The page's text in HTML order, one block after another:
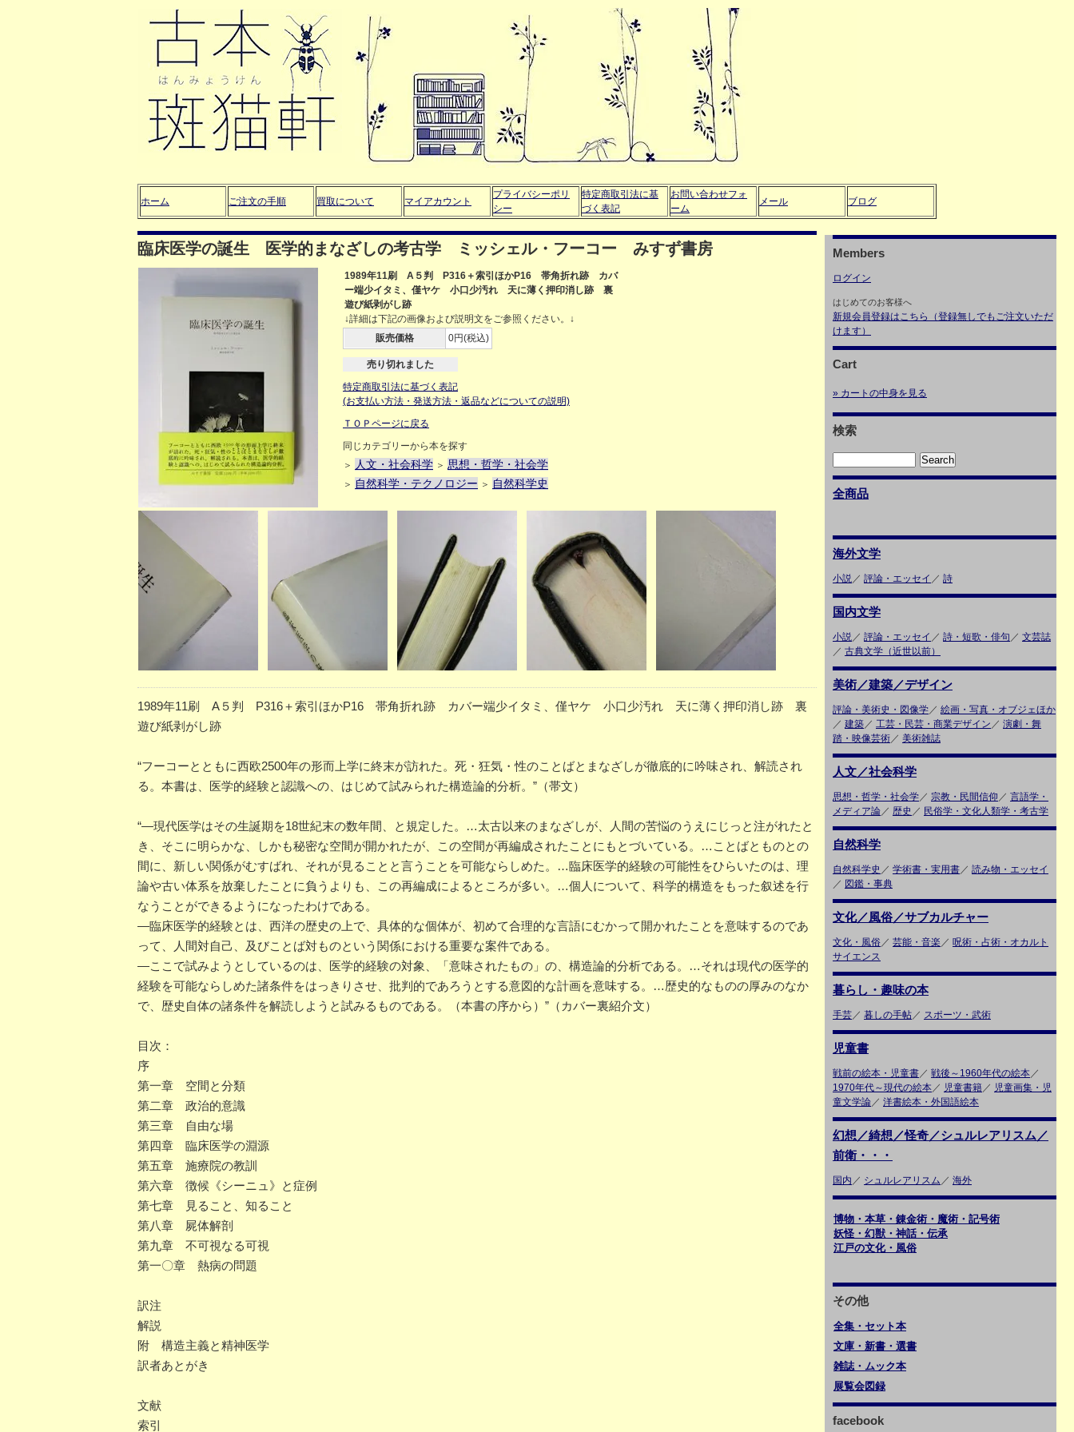
ホーム ご注文の手順 買取について マイアカウント
プライバシーポリ
シー
特定商取引法に基
づく表記
お問い合わせフォ
ーム
メール ブログ
臨床医学の誕生 医学的まなざしの考古学 ミッシェル・フーコー みすず書房
1989年11刷 A５判 P316＋索引ほかP16 帯角折れ跡 カバ
ー端少イタミ、僅ヤケ 小口少汚れ 天に薄く押印消し跡 裏
遊び紙剥がし跡
↓詳細は下記の画像および説明文をご参照ください。↓
販売価格
0円(税込)
売り切れました
特定商取引法に基づく表記
(お支払い方法・発送方法・返品などについての説明)
ＴＯＰページに戻る
同じカテゴリーから本を探す
＞
人文・社会科学 ＞ 思想・哲学・社会学
＞ 自然科学・テクノロジー ＞ 自然科学史
1989年11刷 A５判 P316＋索引ほかP16 帯角折れ跡 カバー端少イタミ、僅ヤケ 小口少汚れ 天に薄く押印消し跡 裏
遊び紙剥がし跡
“フーコーとともに西欧2500年の形而上学に終末が訪れた。死・狂気・性のことばとまなざしが徹底的に吟味され、解読され
る。本書は、医学的経験と認識への、はじめて試みられた構造論的分析。”（帯文）
“―現代医学はその生誕期を18世紀末の数年間、と規定した。…太古以来のまなざしが、人間の苦悩のうえにじっと注がれたと
き、そこに明らかな、しかも秘密な空間が開かれたが、この空間が再編成されたことにもとづいている。…ことばとものとの
間に、新しい関係がむすばれ、それが見ることと言うことを可能ならしめた。…臨床医学的経験の可能性をひらいたのは、理
論や古い体系を放棄したことに負うよりも、この再編成によるところが多い。…個人について、科学的構造をもった叙述を行
なうことができるようになったわけである。
―臨床医学的経験とは、西洋の歴史の上で、具体的な個体が、初めて合理的な言語にむかって開かれたことを意味するのであ
って、人間対自己、及びことば対ものという関係における重要な案件である。
―ここで試みようとしているのは、医学的経験の対象、「意味されたもの」の、構造論的分析である。…それは現代の医学的
経験を可能ならしめた諸条件をはっきりさせ、批判的であろうとする意図的な計画を意味する。…歴史的なものの厚みのなか
で、歴史自体の諸条件を解読しようと試みるものである。（本書の序から）”（カバー裏紹介文）
目次：
序
第一章 空間と分類
第二章 政治的意識
第三章 自由な場
第四章 臨床医学の淵源
第五章 施療院の教訓
第六章 徴候《シーニュ》と症例
第七章 見ること、知ること
第八章 屍体解剖
第九章 不可視なる可視
第一〇章 熱病の問題
訳注
解説
附 構造主義と精神医学
訳者あとがき
文献
索引
Members
ログイン
はじめてのお客様へ
新規会員登録はこちら（登録無しでもご注文いただ
けます）
Cart
» カートの中身を見る
検索
全商品
海外文学
小説／ 評論・エッセイ ／ 詩
国内文学
小説／ 評論・エッセイ ／ 詩・短歌・俳句 ／ 文芸誌
／ 古典文学（近世以前）
美術／建築／デザイン
評論・美術史・図像学／ 絵画・写真・オブジェほか
／ 建築／ 工芸・民芸・商業デザイン ／ 演劇・舞
踏・映像芸術／ 美術雑誌
人文／社会科学
思想・哲学・社会学／ 宗教・民間信仰 ／ 言語学・
メディア論／ 歴史 ／ 民俗学・文化人類学・考古学
自然科学
自然科学史 ／ 学術書・実用書／ 読み物・エッセイ
／ 図鑑・事典
文化／風俗／サブカルチャー
文化・風俗／ 芸能・音楽 ／ 呪術・占術・オカルト
サイエンス
暮らし・趣味の本
手芸／ 暮しの手帖／ スポーツ・武術
児童書
戦前の絵本・児童書／ 戦後～1960年代の絵本／
1970年代～現代の絵本／ 児童書籍／ 児童画集・児
童文学論／ 洋書絵本・外国語絵本
幻想／綺想／怪奇／シュルレアリスム／
前衛・・・
国内 ／ シュルレアリスム ／ 海外
博物・本草・錬金術・魔術・記号術
妖怪・幻獣・神話・伝承
江戸の文化・風俗
その他
全集・セット本
文庫・新書・選書
雑誌・ムック本
展覧会図録
facebook